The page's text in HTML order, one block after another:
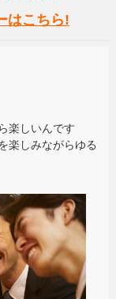
はこちら!
楽しいんです
楽しみながらゆる